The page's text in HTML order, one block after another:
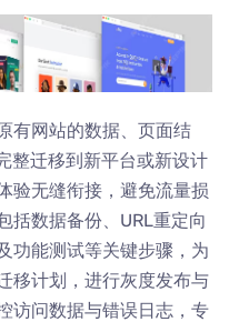
有网站的数据、页面结
整迁移到新平台或新设计
验无缝衔接，避免流量损
括数据备份、URL重定向
功能测试等关键步骤，为
移计划，进行灰度发布与
访问数据与错误日志，专